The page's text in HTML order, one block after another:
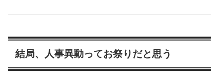
結局、人事異動ってお祭りだと思う